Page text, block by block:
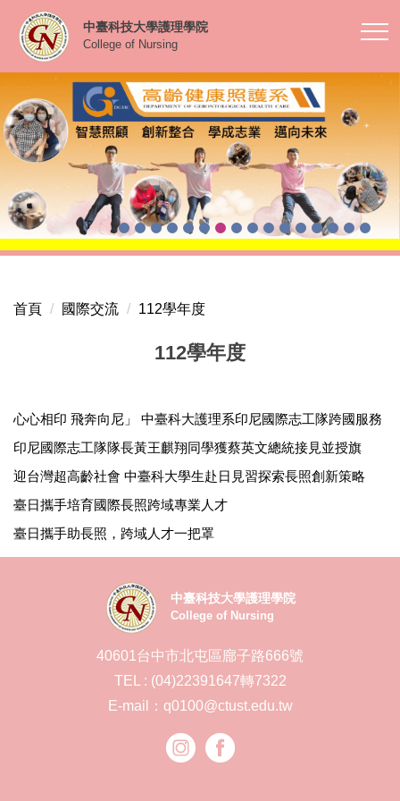
到
內
容
區
中臺科技大學護理學院
College of Nursing
首頁 國際交流 112學年度
112學年度
心心相印 飛奔向尼」 中臺科大護理系印尼國際志工隊跨國服務
印尼國際志工隊隊長黃王麒翔同學獲蔡英文總統接見並授旗
迎台灣超高齡社會 中臺科大學生赴日見習探索長照創新策略
臺日攜手培育國際長照跨域專業人才
臺日攜手助長照，跨域人才一把罩
中臺科技大學護理學院
College of Nursing
40601台中市北屯區廍子路666號
TEL : (04)22391647轉7322
E-mail：q0100@ctust.edu.tw